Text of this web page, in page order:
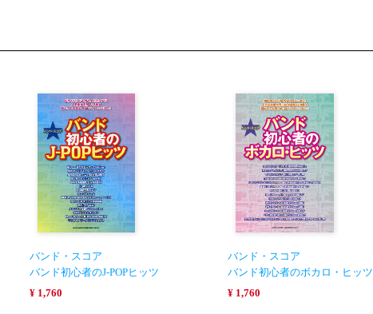
バンド・スコア
バンド初心者のJ-POPヒッツ
¥ 1,760
バンド・スコア
バンド初心者のボカロ・ヒッツ
¥ 1,760